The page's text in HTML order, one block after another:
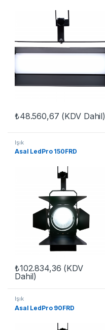
₺48.560,67 (KDV Dahil)
Işık
Asal LedPro 150FRD
₺102.834,36 (KDV
Dahil)
Işık
Asal LedPro 90FRD